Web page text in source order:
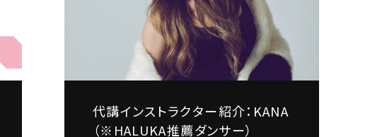
代講インストラクター紹介：KANA
（※HALUKA推薦ダンサー）